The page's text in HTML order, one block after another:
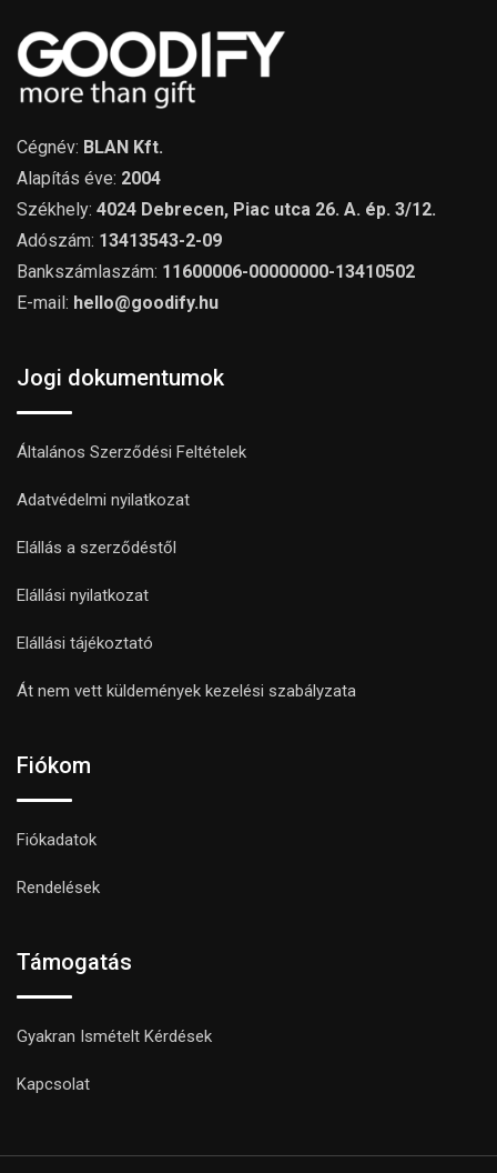
Cégnév: BLAN Kft.
Alapítás éve: 2004
Székhely: 4024 Debrecen, Piac utca 26. A. ép. 3/12.
Adószám: 13413543-2-09
Bankszámlaszám: 11600006-00000000-13410502
E-mail: hello@goodify.hu
Jogi dokumentumok
Általános Szerződési Feltételek
Adatvédelmi nyilatkozat
Elállás a szerződéstől
Elállási nyilatkozat
Elállási tájékoztató
Át nem vett küldemények kezelési szabályzata
Fiókom
Fiókadatok
Rendelések
Támogatás
Gyakran Ismételt Kérdések
Kapcsolat